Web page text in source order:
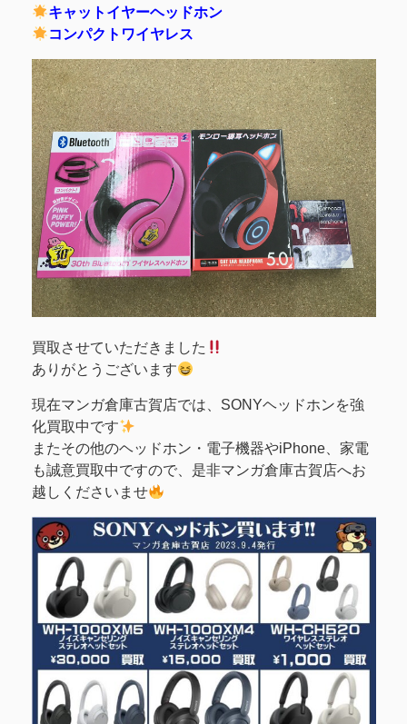
キャットイヤーヘッドホン
コンパクトワイヤレス
買取させていただきました
ありがとうございます
現在マンガ倉庫古賀店では、SONYヘッドホンを強
化買取中です
またその他のヘッドホン・電子機器やiPhone、家電
も誠意買取中ですので、是非マンガ倉庫古賀店へお
越しくださいませ